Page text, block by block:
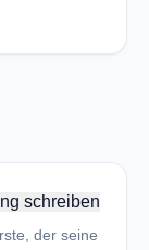
schreiben
der seine